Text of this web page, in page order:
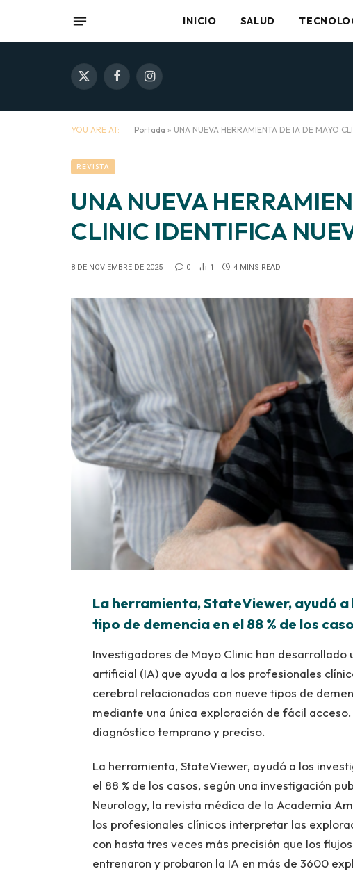
INICIO SALUD
X
FacebookInstagram
YOU ARE AT: Portada » UNA NUEVA HERRAMIENTA DE IA DE MAYO
REVISTA
UNA NUEVA
CLINIC IDENTIFICA
8 DE NOVIEMBRE DE 2025 0 1 4 MINS READ
La herramienta, StateViewer, ayudó
tipo de demencia en el 88 % de los
Investigadores de Mayo Clinic han
artificial (IA) que ayuda a los profesionales
cerebral relacionados con nueve tipos de
mediante una única exploración de fácil
diagnóstico temprano y preciso.
La herramienta, StateViewer, ayudó a los
el 88 % de los casos, según una investigación
Neurology, la revista médica de la Academia
los profesionales clínicos interpretar las
con hasta tres veces más precisión que los
entrenaron y probaron la IA en más de 3600